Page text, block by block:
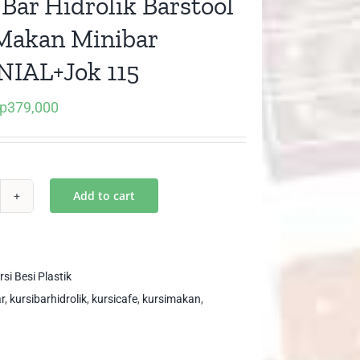
Minibar
115
379,000
Add to cart
Besi Plastik
, kursibarhidrolik, kursicafe, kursimakan,